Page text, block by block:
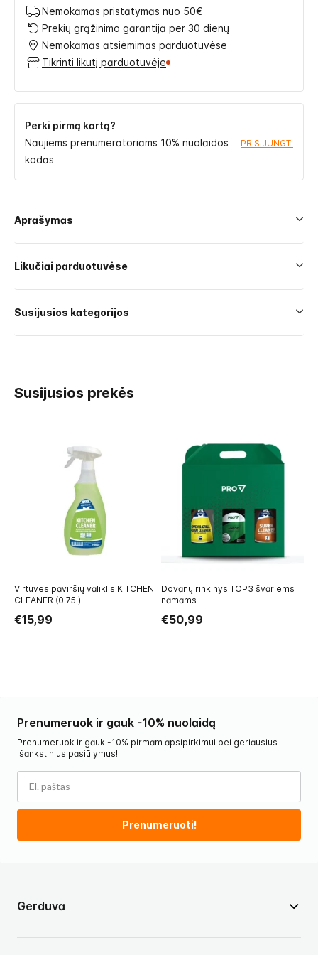
Nemokamas pristatymas nuo 50€
Prekių grąžinimo garantija per 30 dienų
Nemokamas atsiėmimas parduotuvėse
Tikrinti likutį parduotuvėje
Perki pirmą kartą?
Naujiems prenumeratoriams 10% nuolaidos
kodas
PRISIJUNGTI
Aprašymas
Likučiai parduotuvėse
Susijusios kategorijos
Susijusios prekės
Virtuvės paviršių valiklis KITCHEN
CLEANER (0.75l)
€15,99
Dovanų rinkinys TOP3 švariems
namams
€50,99
Gerduva
Prenumeruok ir gauk -10% nuolaidą
Prenumeruok ir gauk -10% pirmam apsipirkimui bei geriausius
išankstinius pasiūlymus!
Prenumeruoti!